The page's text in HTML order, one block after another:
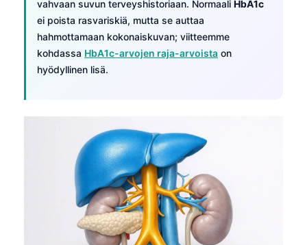
vahvaan suvun terveyshistoriaan. Normaali HbA1c
ei poista rasvariskiä, mutta se auttaa
hahmottamaan kokonaiskuvan; viitteemme
kohdassa HbA1c-arvojen raja-arvoista on
hyödyllinen lisä.
Türkçe
Română
简体中文
فارسی
Български
हिन्दी
Bahasa Indonesia
Հայերեն
Íslenska